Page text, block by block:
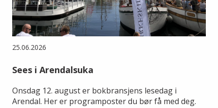
25.06.2026
Sees i Arendalsuka
Onsdag 12. august er bokbransjens lesedag i
Arendal. Her er programposter du bør få med deg.